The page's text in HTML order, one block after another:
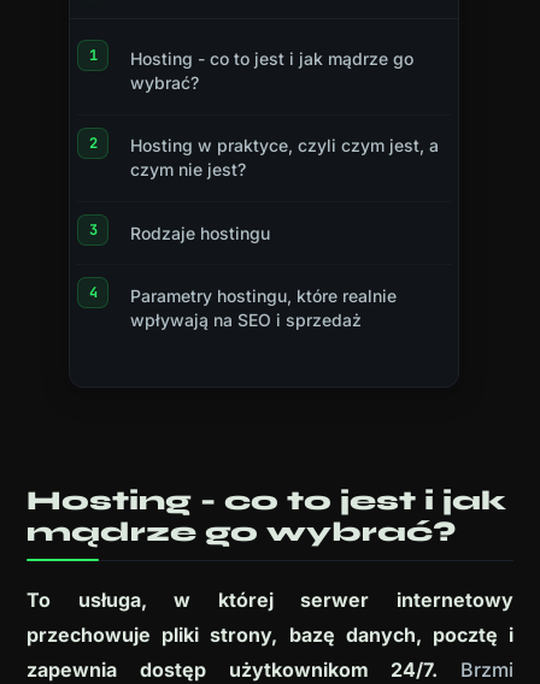
Hosting - co to jest i jak mądrze go
wybrać?
Hosting w praktyce, czyli czym jest, a
czym nie jest?
Rodzaje hostingu
Parametry hostingu, które realnie
wpływają na SEO i sprzedaż
Hosting - co to jest i jak
mądrze go wybrać?
To usługa, w której serwer internetowy
przechowuje pliki strony, bazę danych, pocztę i
zapewnia dostęp użytkownikom 24/7. Brzmi